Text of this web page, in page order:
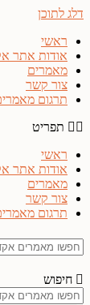
דלג לתוכן
ראשי
אודות אתר
מאמרים
צור קשר
תרגום
תפריט
ראשי
אודות אתר
מאמרים
צור קשר
תרגום
חיפוש